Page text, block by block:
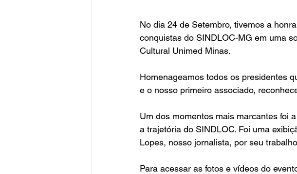
No dia 24 de Setembro, tivemos a
conquistas do SINDLOC-MG em uma
Cultural Unimed Minas.
Homenageamos todos os presidentes
e o nosso primeiro associado,
Um dos momentos mais marcantes foi
a trajetória do SINDLOC. Foi uma
Lopes, nosso jornalista, por seu
Para acessar as fotos e vídeos do